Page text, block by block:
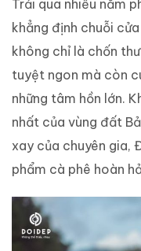
Trải qua nhiều năm
khẳng định chuỗi
không chỉ là chốn
tuyệt ngon mà còn
những tâm hồn lớn.
nhất của vùng đất
xay của chuyên gia,
phẩm cà phê hoàn